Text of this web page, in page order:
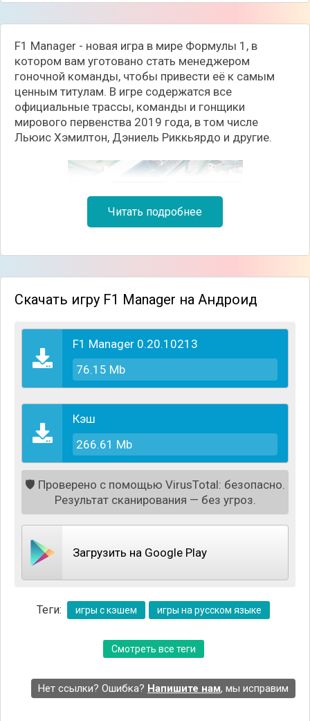
F1 Manager - новая игра в мире Формулы 1, в
котором вам уготовано стать менеджером
гоночной команды, чтобы привести её к самым
ценным титулам. В игре содержатся все
официальные трассы, команды и гонщики
мирового первенства 2019 года, в том числе
Льюис Хэмилтон, Дэниель Риккьярдо и другие.
Участвуйте в интересных дуэлях в реальном
пилотов Ф1, прокачивайте болиды, собрав нужные
компоненты, продумывайте свою стратегию как на
трассе, так и за её пределами.
Читать подробнее
Скачать игру F1 Manager на Андроид
F1 Manager 0.20.10213
76.15 Mb
Кэш
266.61 Mb
🛡️ Проверено с помощью VirusTotal: безопасно.
Результат сканирования — без угроз.
Загрузить на Google Play
Теги: игры с кэшем игры на русском языке
Смотреть все теги
Нет ссылки? Ошибка? Напишите нам, мы исправим